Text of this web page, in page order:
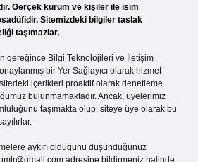
Gerçek kurum ve kişiler ile isim
Sitemizdeki bilgiler taslak
taşımazlar.
gereğince Bilgi Teknolojileri ve İletişim
bir Yer Sağlayıcı olarak hizmet
içerikleri proaktif olarak denetleme
bulunmamaktadır. Ancak, üyelerimiz
taşımakta olup, siteye üye olarak bu
aykırı olduğunu düşündüğünüz
adresine bildirmeniz halinde,